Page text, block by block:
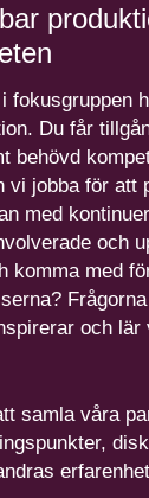
fokus­gruppen
Du får
behövd
vi jobba för att
med
och
komma med
och lär
samla våra